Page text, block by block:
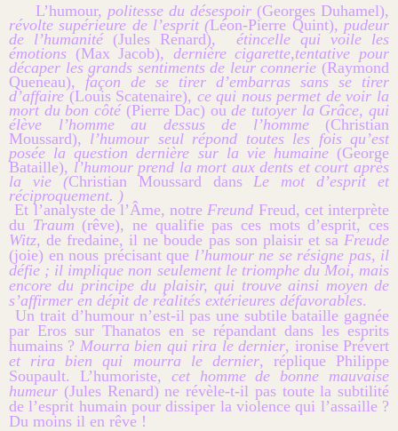
L’humour, politesse du désespoir (Georges Duhamel),
révolte supérieure de l’esprit (Léon-Pierre Quint), pudeur
de l’humanité(Jules Renard), étincelle qui voile les
émotions (Max Jacob), dernière cigarette,tentative pour
décaper les grands sentiments de leur connerie (Raymond
Queneau), façon de se tirer d’embarras sans se tirer
d’affaire(Louis Scatenaire), ce qui nous permet de voir la
mort du bon côté(Pierre Dac) oude tutoyer la Grâce, qui
élève l’homme au dessus de l’homme(Christian
Moussard), l’humour seul répond toutes les fois qu’est
posée la question dernière sur la vie humaine(George
Bataille), l’humour prend la mort aux dents et court après
la vie (Christian Moussard dans Le mot d’esprit et
réciproquement. )
Et l’analyste de l’Âme, notre Freund Freud, cet interprète
du Traum (rêve), ne qualifie pas ces mots d’esprit, ces
Witz, de fredaine, il ne boude pas son plaisir et sa Freude
(joie) en nous précisant que l’humour ne se résigne pas, il
défie ; il implique non seulement le triomphe du Moi, mais
encore du principe du plaisir, qui trouve ainsi moyen de
s’affirmer en dépit de réalités extérieures défavorables.
Un trait d’humour n’est-il pas une subtile bataille gagnée
par Eros sur Thanatos en se répandant dans les esprits
humains ? Mourra bien qui rira le dernier, ironise Prévert
et rira bien qui mourra le dernier, réplique Philippe
Soupault. L’humoriste, cet homme de bonne mauvaise
humeur (Jules Renard) ne révèle-t-il pas toute la subtilité
de l’esprit humain pour dissiper la violence qui l’assaille ?
Du moins il en rêve !